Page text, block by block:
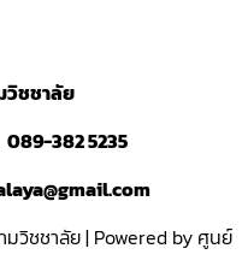
วิชชาลัย
382 5235
วิชชาลัย | Powered by ศูนย์